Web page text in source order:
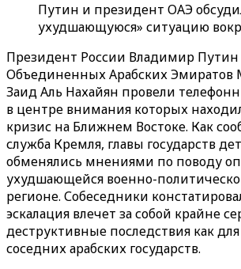
Путин и президент ОАЭ
ухудшающуюся» ситуацию
Президент России Владимир
Объединенных Арабских Эмиратов
Заид Аль Нахайян провели
в центре внимания которых
кризис на Ближнем Востоке. Как
служба Кремля, главы государств
обменялись мнениями по поводу
ухудшающейся военно-
регионе. Собеседники
эскалация влечет за собой крайне
деструктивные последствия как
соседних арабских государств.